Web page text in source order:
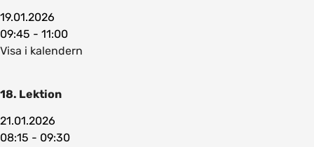
19.01.2026
09:45 - 11:00
Visa i kalendern
18. Lektion
21.01.2026
08:15 - 09:30